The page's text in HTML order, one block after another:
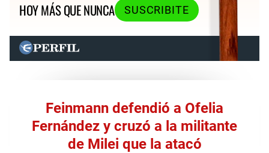
HOY MÁS QUE NUNCA
SUSCRIBITE
Feinmann defendió a Ofelia
Fernández y cruzó a la militante
de Milei que la atacó